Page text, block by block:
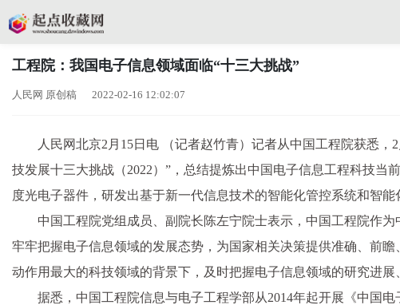
工程院：我国电子信息领域面临“十三大挑战”
人民网 原创稿 2022-02-16 12:02:07
人民网北京2月15日电 （记者赵竹青）记者从中国工程院获悉
技发展十三大挑战（2022）”，总结提炼出中国电子信息工程科技
度光电子器件，研发出基于新一代信息技术的智能化管控系统和智
中国工程院党组成员、副院长陈左宁院士表示，中国工程院作
牢牢把握电子信息领域的发展态势，为国家相关决策提供准确、前
动作用最大的科技领域的背景下，及时把握电子信息领域的研究进
据悉，中国工程院信息与电子工程学部从2014年起开展《中国